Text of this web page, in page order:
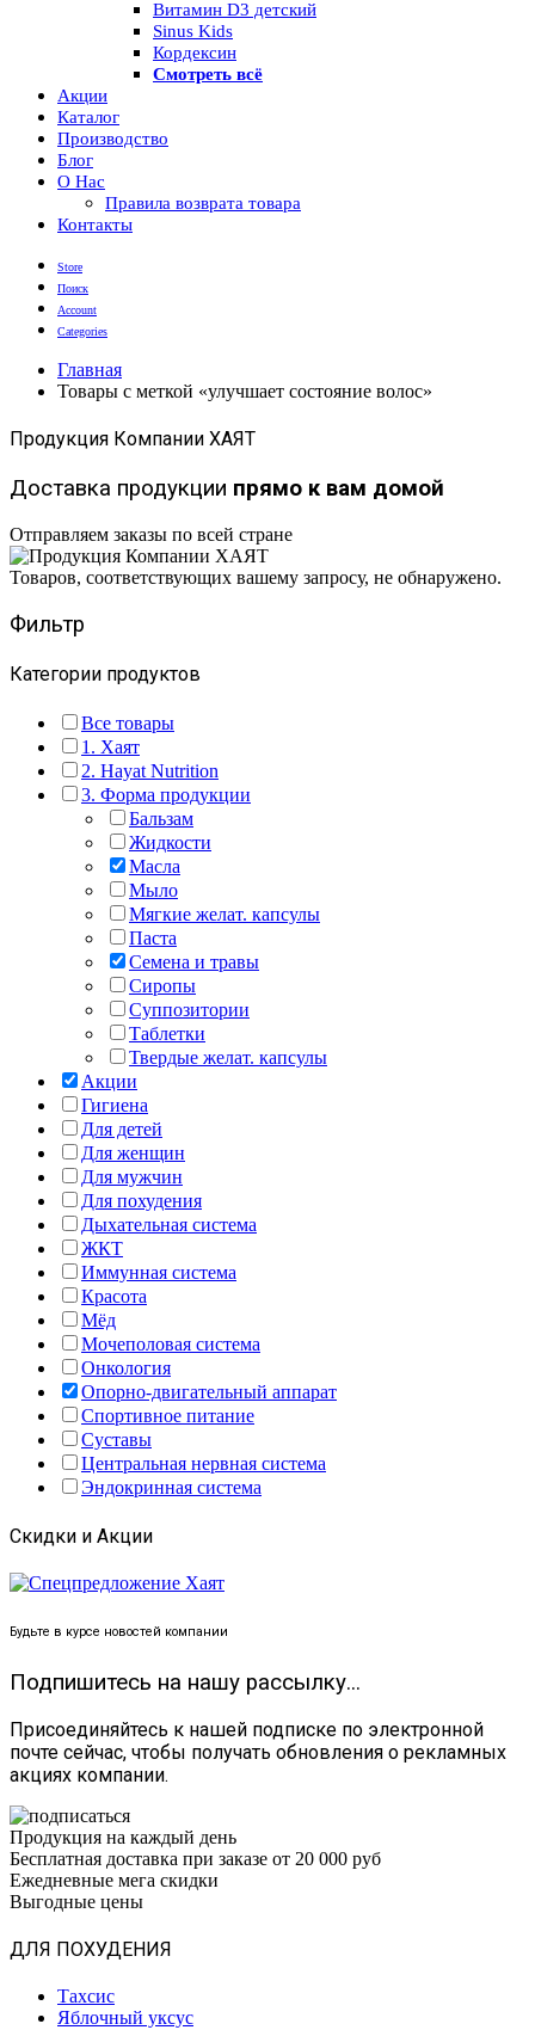
Витамин D3 детский
Sinus Kids
Кордексин
Смотреть всё
Акции
Каталог
Производство
Блог
О Нас
Правила возврата товара
Контакты
Store
Поиск
Account
Categories
Главная
Товары с меткой «улучшает состояние волос»
Продукция Компании ХАЯТ
Доставка продукции прямо к вам домой
Отправляем заказы по всей стране
Товаров, соответствующих вашему запросу, не обнаружено.
Фильтр
Категории продуктов
Все товары
1. Хаят
2. Hayat Nutrition
3. Форма продукции
Бальзам
Жидкости
Масла
Мыло
Мягкие желат. капсулы
Паста
Семена и травы
Сиропы
Суппозитории
Таблетки
Твердые желат. капсулы
Акции
Гигиена
Для детей
Для женщин
Для мужчин
Для похудения
Дыхательная система
ЖКТ
Иммунная система
Красота
Мёд
Мочеполовая система
Онкология
Опорно-двигательный аппарат
Спортивное питание
Суставы
Центральная нервная система
Эндокринная система
Скидки и Акции
Будьте в курсе новостей компании
Подпишитесь на нашу рассылку...
Присоединяйтесь к нашей подписке по электронной
почте сейчас, чтобы получать обновления о рекламных
акциях компании.
Продукция на каждый день
Бесплатная доставка при заказе от 20 000 руб
Ежедневные мега скидки
Выгодные цены
ДЛЯ ПОХУДЕНИЯ
Тахсис
Яблочный уксус